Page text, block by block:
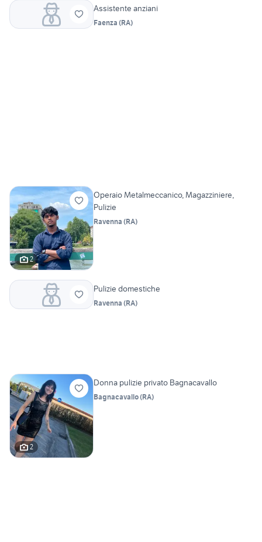
Assistente anziani
Faenza (RA)
2
Operaio Metalmeccanico, Magazziniere,
Pulizie
Ravenna (RA)
Pulizie domestiche
Ravenna (RA)
2
Donna pulizie privato Bagnacavallo
Bagnacavallo(RA)